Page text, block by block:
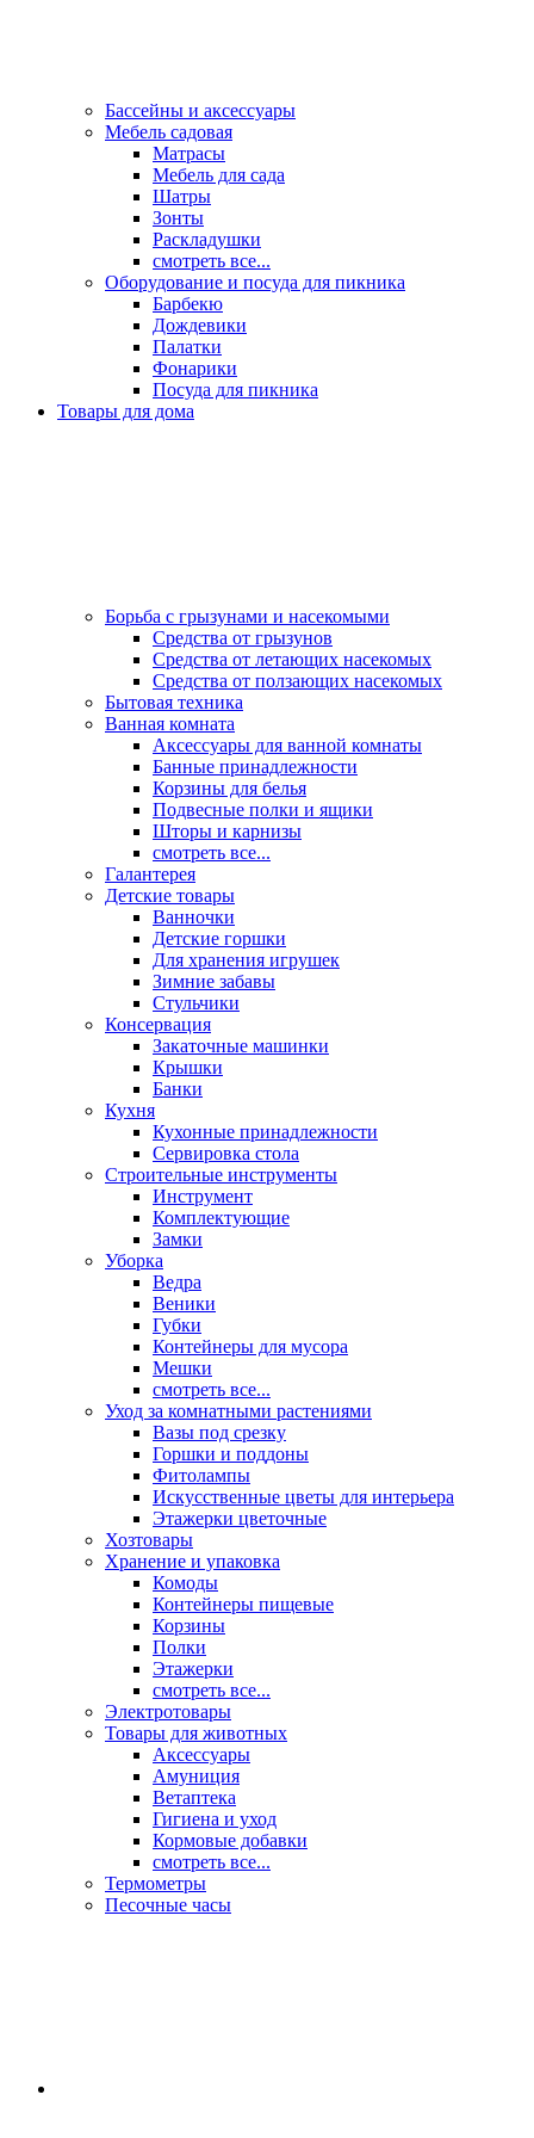
Бассейны и аксессуары
Мебель садовая
Матрасы
Мебель для сада
Шатры
Зонты
Раскладушки
смотреть все...
Оборудование и посуда для пикника
Барбекю
Дождевики
Палатки
Фонарики
Посуда для пикника
Товары для дома
Борьба с грызунами и насекомыми
Средства от грызунов
Средства от летающих насекомых
Средства от ползающих насекомых
Бытовая техника
Ванная комната
Аксессуары для ванной комнаты
Банные принадлежности
Корзины для белья
Подвесные полки и ящики
Шторы и карнизы
смотреть все...
Галантерея
Детские товары
Ванночки
Детские горшки
Для хранения игрушек
Зимние забавы
Стульчики
Консервация
Закаточные машинки
Крышки
Банки
Кухня
Кухонные принадлежности
Сервировка стола
Строительные инструменты
Инструмент
Комплектующие
Замки
Уборка
Ведра
Веники
Губки
Контейнеры для мусора
Мешки
смотреть все...
Уход за комнатными растениями
Вазы под срезку
Горшки и поддоны
Фитолампы
Искусственные цветы для интерьера
Этажерки цветочные
Хозтовары
Хранение и упаковка
Комоды
Контейнеры пищевые
Корзины
Полки
Этажерки
смотреть все...
Электротовары
Товары для животных
Аксессуары
Амуниция
Ветаптека
Гигиена и уход
Кормовые добавки
смотреть все...
Термометры
Песочные часы